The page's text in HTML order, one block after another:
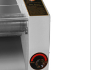
ALFA-350T